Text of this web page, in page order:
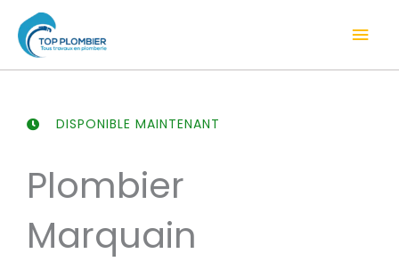
contenu
DISPONIBLE MAINTENANT
Plombier
Marquain